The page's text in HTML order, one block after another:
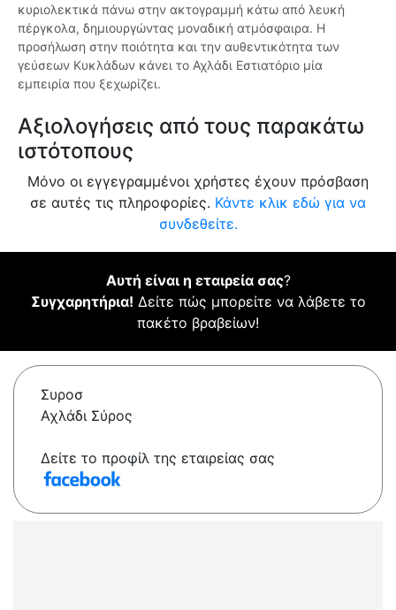
κυριολεκτικά πάνω στην ακτογραμμή κάτω από λευκή
πέργκολα, δημιουργώντας μοναδική ατμόσφαιρα. Η
προσήλωση στην ποιότητα και την αυθεντικότητα των
γεύσεων Κυκλάδων κάνει το Αχλάδι Εστιατόριο μία
εμπειρία που ξεχωρίζει.
Αξιολογήσεις από τους παρακάτω
ιστότοπους
Μόνο οι εγγεγραμμένοι χρήστες έχουν πρόσβαση
σε αυτές τις πληροφορίες. Κάντε κλικ εδώ για να
συνδεθείτε.
Αυτή είναι η εταιρεία σας?
Συγχαρητήρια! Δείτε πώς μπορείτε να λάβετε το
πακέτο βραβείων!
Συροσ
Αχλάδι Σύρος
Δείτε το προφίλ της εταιρείας σας